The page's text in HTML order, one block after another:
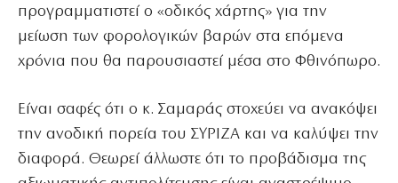
προγραμματιστεί ο «οδικός χάρτης» για την
μείωση των φορολογικών βαρών στα επόμενα
χρόνια που θα παρουσιαστεί μέσα στο Φθινόπωρο.
Είναι σαφές ότι ο κ. Σαμαράς στοχεύει να ανακόψει
την ανοδική πορεία του ΣΥΡΙΖΑ και να καλύψει την
διαφορά. Θεωρεί άλλωστε ότι το προβάδισμα της